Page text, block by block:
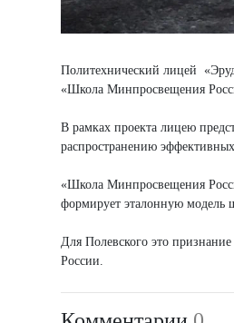
Политехнический лицей
«Школа Минпросвещения
В рамках проекта лицею
распространению
«Школа Минпросвещения
формирует эталонную модель
Для Полевского это
России.